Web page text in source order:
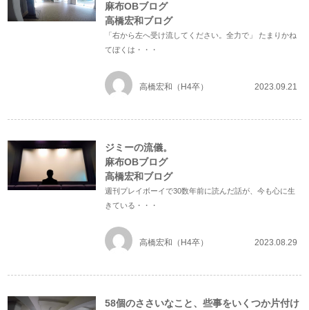
麻布OBブログ
高橋宏和ブログ
「右から左へ受け流してください。全力で」 たまりかね
てぼくは・・・
高橋宏和（H4卒） 2023.09.21
ジミーの流儀。
麻布OBブログ
高橋宏和ブログ
週刊プレイボーイで30数年前に読んだ話が、今も心に生
きている・・・
高橋宏和（H4卒） 2023.08.29
58個のささいなこと、些事をいくつか片付け